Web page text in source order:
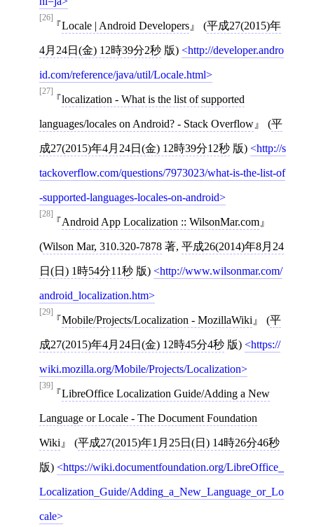
[26]
Locale | Android Developers (平成27(2015)年
4月24日(金) 12時39分2秒 版) http://developer.andro
id.com/reference/java/util/Locale.html
[27]
localization - What is the list of supported
languages/locales on Android? - Stack Overflow (平
成27(2015)年4月24日(金) 12時39分12秒 版) http://s
tackoverflow.com/questions/7973023/what-is-the-list-of
-supported-languages-locales-on-android
[28]
Android App Localization :: WilsonMar.com
(Wilson Mar, 310.320-7878 著, 平成26(2014)年8月24
日(日) 1時54分11秒 版) http://www.wilsonmar.com/
android_localization.htm
[29]
Mobile/Projects/Localization - MozillaWiki (平
成27(2015)年4月24日(金) 12時45分4秒 版) https://
wiki.mozilla.org/Mobile/Projects/Localization
[39]
LibreOffice Localization Guide/Adding a New
Language or Locale - The Document Foundation
Wiki (平成27(2015)年1月25日(日) 14時26分46秒
版) https://wiki.documentfoundation.org/LibreOffice_
Localization_Guide/Adding_a_New_Language_or_Lo
cale